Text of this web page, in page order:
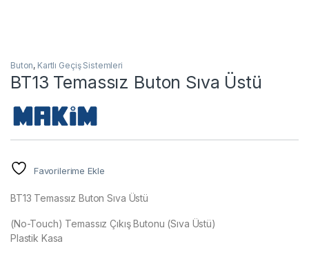
Buton, Kartlı Geçiş Sistemleri
BT13 Temassız Buton Sıva Üstü
Favorilerime Ekle
BT13 Temassız Buton Sıva Üstü
(No-Touch) Temassız Çıkış Butonu (Sıva Üstü)
Plastik Kasa